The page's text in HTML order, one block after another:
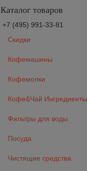
Каталог товаров
+7 (495) 991-33-81
Скидки
Кофемашины
Кофемолки
Кофе&Чай Ингредиенты
Фильтры для воды
Посуда
Чистящие средства